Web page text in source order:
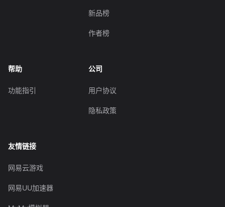
新品榜
作者榜
帮助
功能指引
公司
用户协议
隐私政策
友情链接
网易云游戏
网易UU加速器